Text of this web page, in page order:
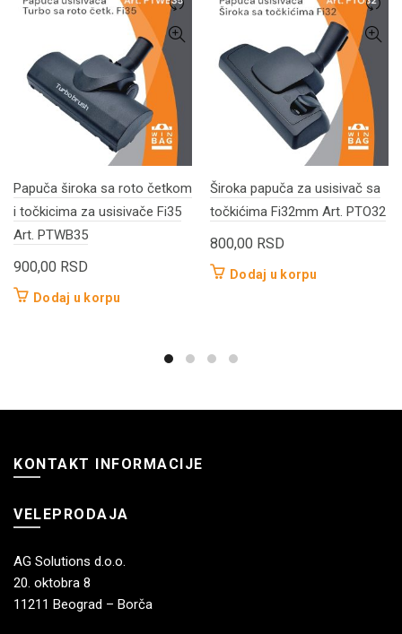
Papuča široka sa roto četkom
i točkicima za usisivače Fi35
Art. PTWB35
900,00 RSD
Dodaj u korpu
Široka papuča za usisivač sa
točkićima Fi32mm Art. PTO32
800,00 RSD
Dodaj u korpu
KONTAKT INFORMACIJE
VELEPRODAJA
AG Solutions d.o.o.
20. oktobra 8
11211 Beograd – Borča